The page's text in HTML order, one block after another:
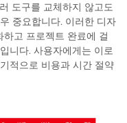
도구를 교체하지 않고도
중요합니다. 이러한 디자
고 프로젝트 완료에 걸
니다. 사용자에게는 이로
적으로 비용과 시간 절약